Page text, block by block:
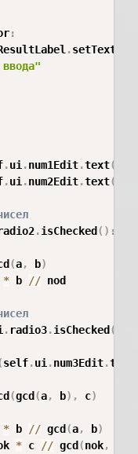
:
.setText
.ui .num1Edit.text(
.ui .num2Edit.text(
.isChecked ( ) :
(a, b)
* b // nod
. radio3.isChecked (
self.ui .num3Edit.text
(gcd (a, b) , c)
* b // gcd (a, b)
* c // gcd (nok,